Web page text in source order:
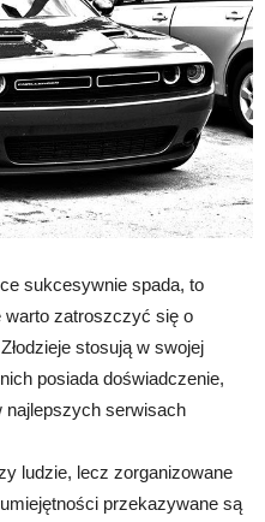
sukcesywnie spada, to
warto zatroszczyć się o
stosują w swojej
posiada doświadczenie,
najlepszych serwisach
ludzie, lecz zorganizowane
przekazywane są